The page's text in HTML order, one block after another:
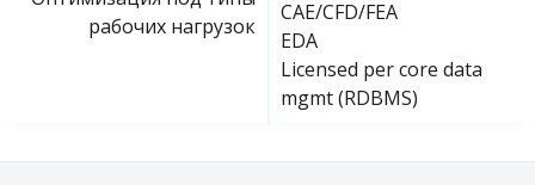
рабочих нагрузок
CAE/CFD/FEA
EDA
Licensed per core data
mgmt (RDBMS)